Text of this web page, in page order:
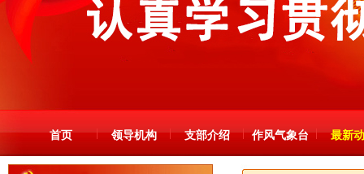
首页 领导机构 支部介绍 作风气象台 最新